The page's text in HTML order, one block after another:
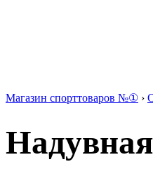
Магазин спорттоваров №① ›